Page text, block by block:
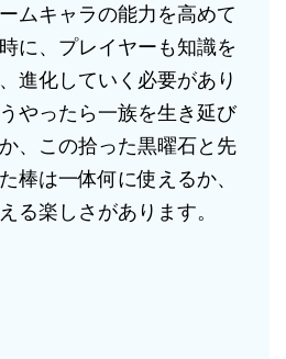
ムキャラの能力を高めて
に、プレイヤーも知識を
進化していく必要があり
やったら一族を生き延び
、この拾った黒曜石と先
棒は一体何に使えるか、
る楽しさがあります。